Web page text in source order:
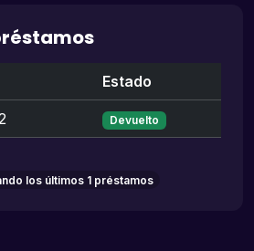
Estado
Devuelto
los últimos 1 préstamos